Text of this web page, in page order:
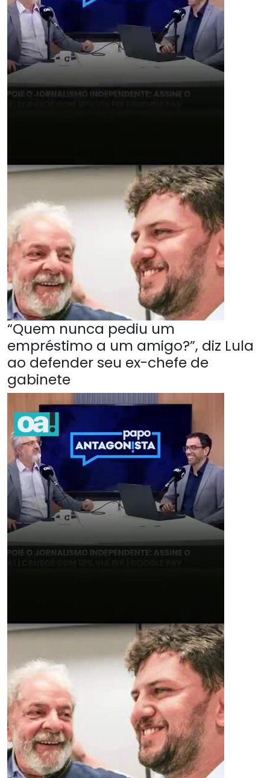
“Quem nunca pediu um
empréstimo a um amigo?”, diz Lula
ao defender seu ex-chefe de
gabinete